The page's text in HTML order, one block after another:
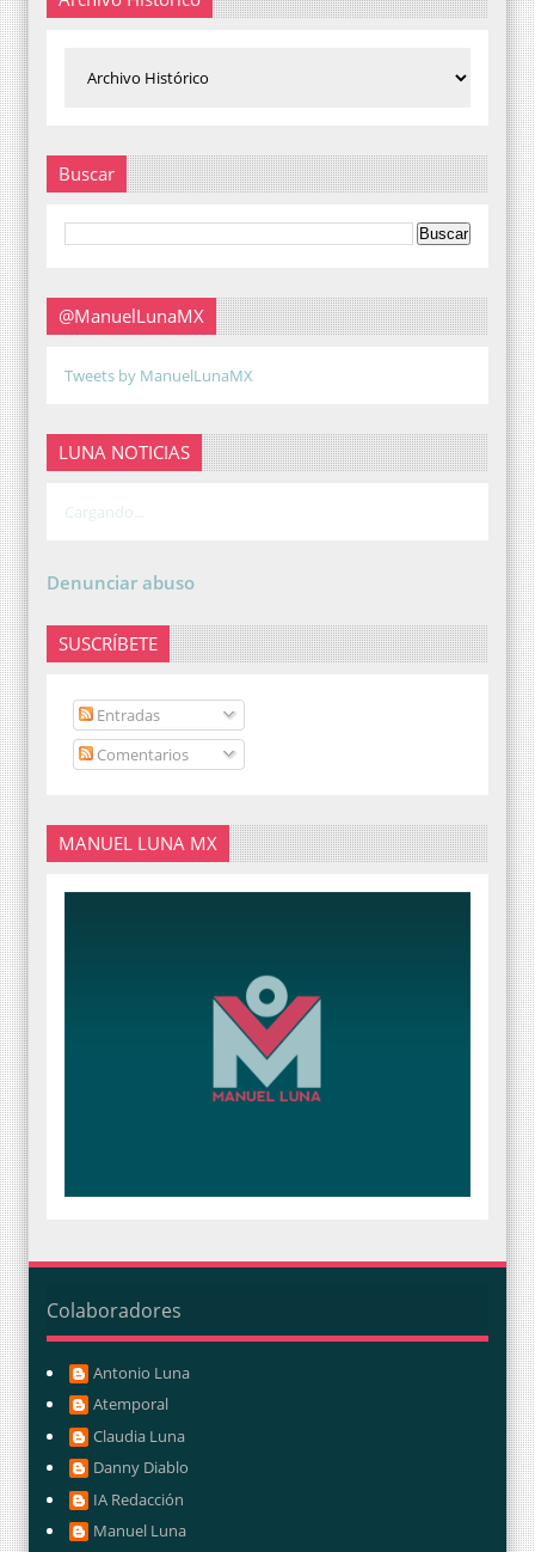
Buscar
@ManuelLunaMX
Tweets by ManuelLunaMX
LUNA NOTICIAS
Cargando...
Denunciar abuso
SUSCRÍBETE
Entradas
Comentarios
MANUEL LUNA MX
Colaboradores
Antonio Luna
Atemporal
Claudia Luna
Danny Diablo
IA Redacción
Manuel Luna